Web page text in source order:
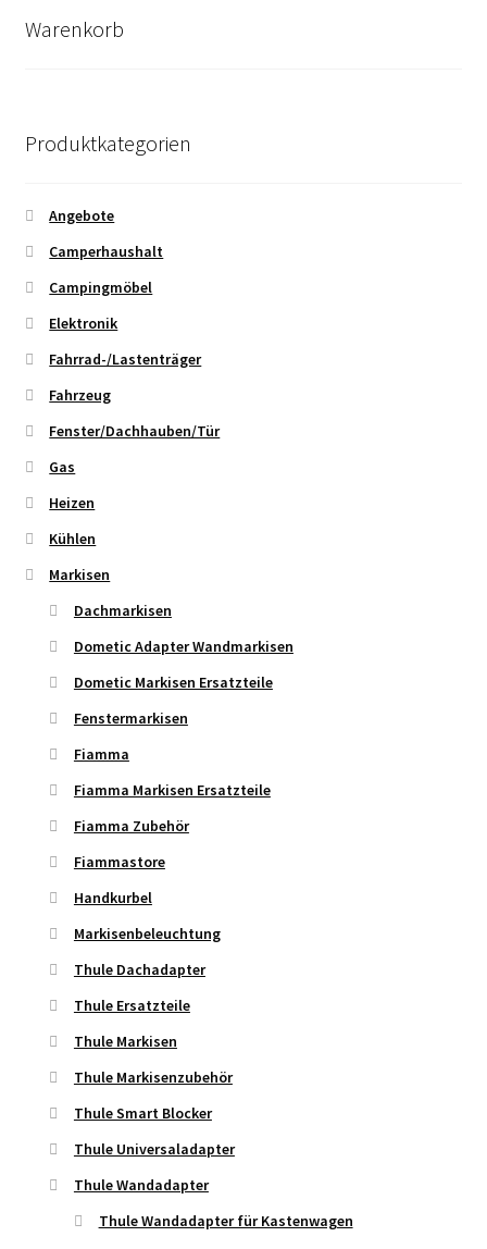
Warenkorb
Produktkategorien
Angebote
Camperhaushalt
Campingmöbel
Elektronik
Fahrrad-/Lastenträger
Fahrzeug
Fenster/Dachhauben/Tür
Gas
Heizen
Kühlen
Markisen
Dachmarkisen
Dometic Adapter Wandmarkisen
Dometic Markisen Ersatzteile
Fenstermarkisen
Fiamma
Fiamma Markisen Ersatzteile
Fiamma Zubehör
Fiammastore
Handkurbel
Markisenbeleuchtung
Thule Dachadapter
Thule Ersatzteile
Thule Markisen
Thule Markisenzubehör
Thule Smart Blocker
Thule Universaladapter
Thule Wandadapter
Thule Wandadapter für Kastenwagen